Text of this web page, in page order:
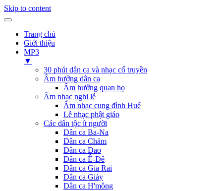
Skip to content
Trang chủ
Giới thiệu
MP3
▼
30 phút dân ca và nhạc cổ truyền
Âm hưởng dân ca
Âm hưởng quan họ
Âm nhạc nghi lễ
Âm nhạc cung đình Huế
Lễ nhạc phật giáo
Các dân tộc ít người
Dân ca Ba-Na
Dân ca Chăm
Dân ca Dao
Dân ca Ê-Đê
Dân ca Gia Rai
Dân ca Giáy
Dân ca H'mông